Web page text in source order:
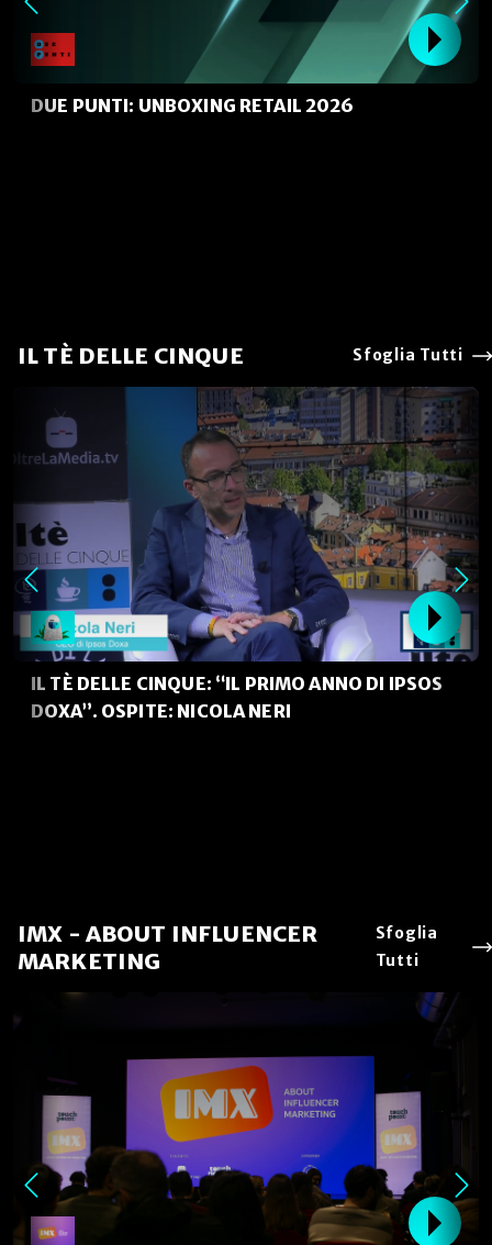
DUE PUNTI: UNBOXING RETAIL 2026
IL TÈ DELLE CINQUE Sfoglia Tutti
IL TÈ DELLE CINQUE: “IL PRIMO ANNO DI IPSOS
DOXA”. OSPITE: NICOLA NERI
IMX - ABOUT INFLUENCER
MARKETING
Sfoglia
Tutti